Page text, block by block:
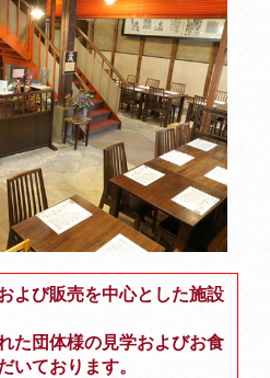
よび販売を中心とした施設
た団体様の見学およびお食
いております。